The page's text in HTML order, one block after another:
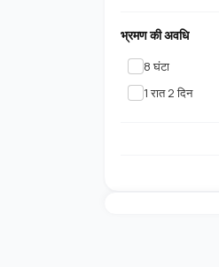
भ्रमण की अवधि
8 घंटा
1 रात 2 दिन